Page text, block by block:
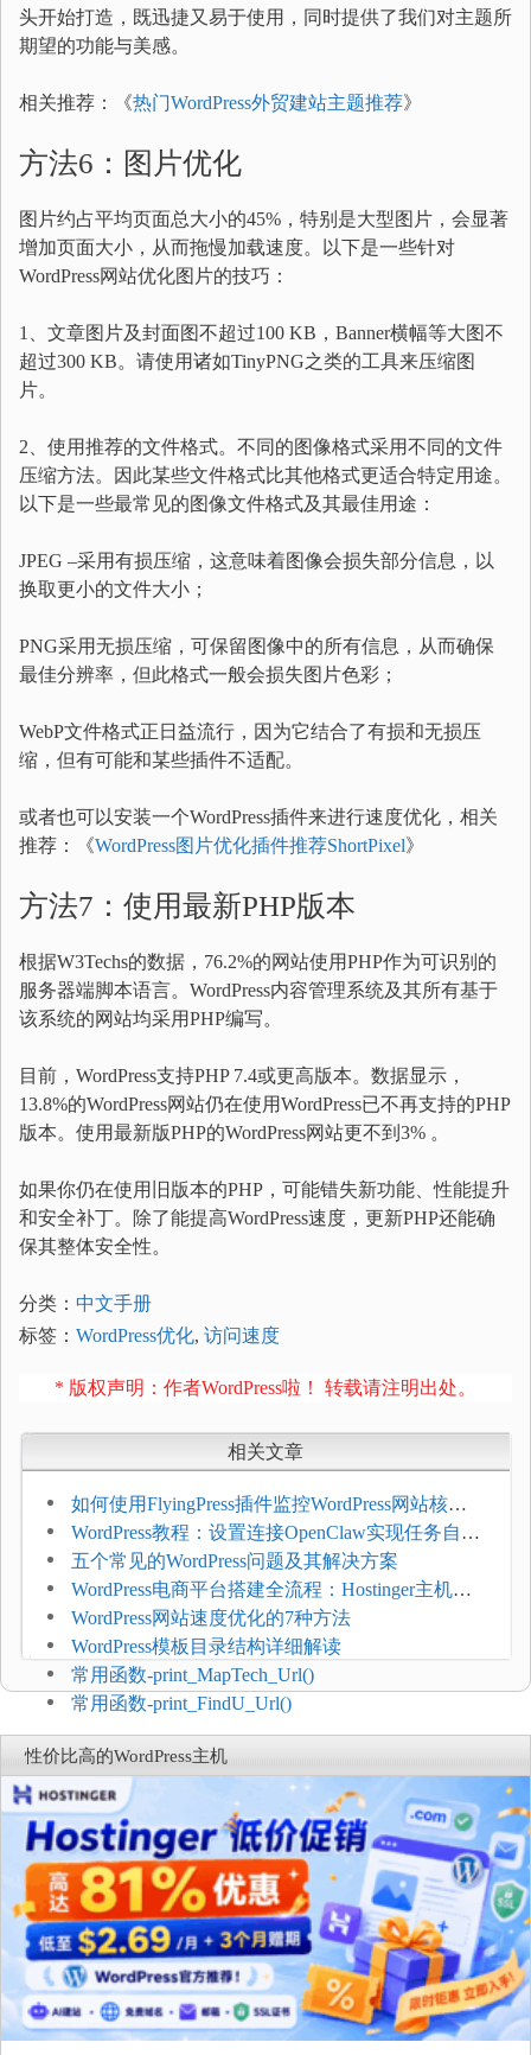
头开始打造，既迅捷又易于使用，同时提供了我们对主题所
期望的功能与美感。
相关推荐：《热门WordPress外贸建站主题推荐》
方法6：图片优化
图片约占平均页面总大小的45%，特别是大型图片，会显著
增加页面大小，从而拖慢加载速度。以下是一些针对
WordPress网站优化图片的技巧：
1、文章图片及封面图不超过100 KB，Banner横幅等大图不
超过300 KB。请使用诸如TinyPNG之类的工具来压缩图
片。
2、使用推荐的文件格式。不同的图像格式采用不同的文件
压缩方法。因此某些文件格式比其他格式更适合特定用途。
以下是一些最常见的图像文件格式及其最佳用途：
JPEG –采用有损压缩，这意味着图像会损失部分信息，以
换取更小的文件大小；
PNG采用无损压缩，可保留图像中的所有信息，从而确保
最佳分辨率，但此格式一般会损失图片色彩；
WebP文件格式正日益流行，因为它结合了有损和无损压
缩，但有可能和某些插件不适配。
或者也可以安装一个WordPress插件来进行速度优化，相关
推荐：《WordPress图片优化插件推荐ShortPixel》
方法7：使用最新PHP版本
根据W3Techs的数据，76.2%的网站使用PHP作为可识别的
服务器端脚本语言。WordPress内容管理系统及其所有基于
该系统的网站均采用PHP编写。
目前，WordPress支持PHP 7.4或更高版本。数据显示，
13.8%的WordPress网站仍在使用WordPress已不再支持的PHP
版本。使用最新版PHP的WordPress网站更不到3% 。
如果你仍在使用旧版本的PHP，可能错失新功能、性能提升
和安全补丁。除了能提高WordPress速度，更新PHP还能确
保其整体安全性。
分类： 中文手册
标签： WordPress优化, 访问速度
* 版权声明：作者WordPress啦！ 转载请注明出处。
相关文章
如何使用FlyingPress插件监控WordPress网站核心
网页指标（CWV）
WordPress教程：设置连接OpenClaw实现任务自动
化
五个常见的WordPress问题及其解决方案
WordPress电商平台搭建全流程：Hostinger主机一
键部署
WordPress网站速度优化的7种方法
WordPress模板目录结构详细解读
常用函数-print_MapTech_Url()
常用函数-print_FindU_Url()
性价比高的WordPress主机